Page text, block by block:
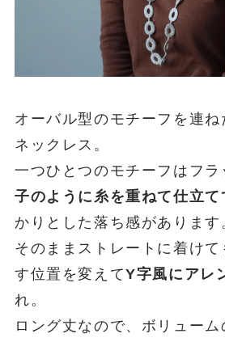
オーバル型のモチーフを連
ネックレス。
一つひとつのモチーフはフラ
子のように糸を重ねて仕立て
かりとした落ち感があります
そのままストレートに着けて
す位置を変えてY字風にアレ
れ。
ロング丈なので、ボリューム